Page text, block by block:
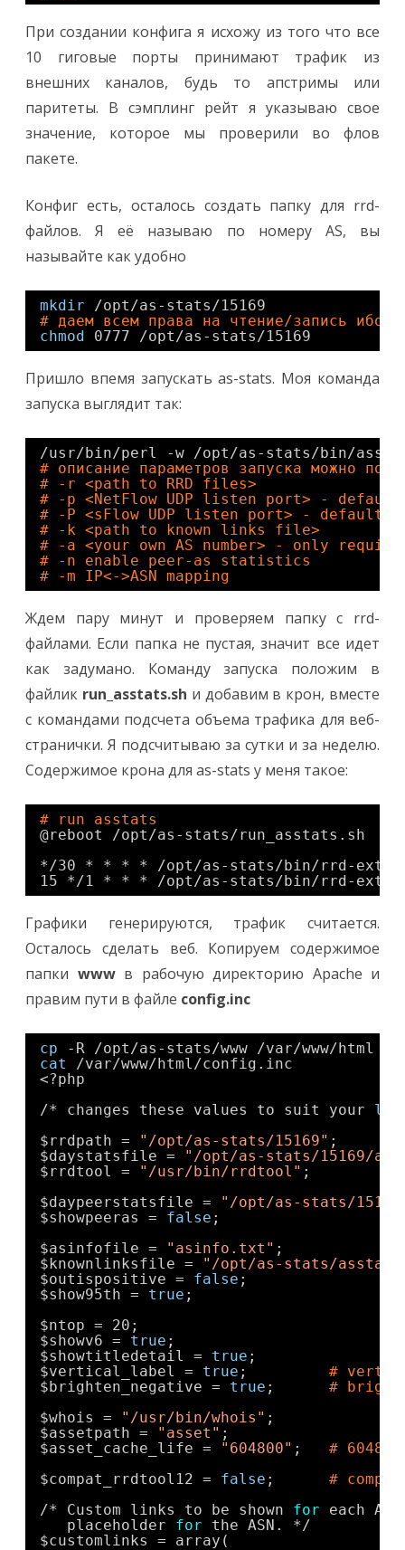
При создании конфига я исхожу из того что все
10 гиговые порты принимают трафик из
внешних каналов, будь то апстримы или
паритеты. В сэмплинг рейт я указываю свое
значение, которое мы проверили во флов
пакете.
Конфиг есть, осталось создать папку для rrd-
файлов. Я её называю по номеру AS, вы
называйте как удобно
mkdir
/opt/as-stats/15169
# даем всем права на чтение/запись ибо
chmod
0777 /opt/as-stats/15169
Пришло впемя запускать as-stats. Моя команда
запуска выглядит так:
/usr/bin/perl -w /opt/as-stats/bin/
# описание параметров запуска можно
# -r <path to RRD files>
# -p <NetFlow UDP listen port> -
# -P <sFlow UDP listen port> - default
# -k <path to known links file>
# -a <your own AS number> - only
# -n enable peer-as statistics
# -m IP<->ASN mapping
Ждем пару минут и проверяем папку с rrd-
файлами. Если папка не пустая, значит все идет
как задумано. Команду запуска положим в
файлик run_asstats.sh и добавим в крон, вместе
с командами подсчета объема трафика для веб-
странички. Я подсчитываю за сутки и за неделю.
Cодержимое крона для as-stats у меня такое:
# run asstats
@reboot /opt/as-stats/run_asstats .sh
*/30 * * * * /opt/as-stats/bin/rrd-
15 */1 * * * /opt/as-stats/bin/rrd-
Графики генерируются, трафик считается.
Осталось сделать веб. Копируем содержимое
папки wwwв рабочую директорию Apache и
правим пути в файле config.inc
cp -R /opt/as-stats/www /var/www/html
cat
/var/www/html/config .inc
<?php
/* changes these values to suit your
$rrdpath =
"/opt/as-stats/15169" ;
$daystatsfile =
"/opt/as-stats/15169/
$rrdtool =
"/usr/bin/rrdtool" ;
$daypeerstatsfile =
"/opt/as-stats/
$showpeeras = false ;
$asinfofile =
"asinfo.txt" ;
$knownlinksfile =
"/opt/as-stats/
$outispositive = false ;
$show95th = true ;
$ntop = 20;
$showv6 = true ;
$showtitledetail = true ;
$vertical_label = true ; #
$brighten_negative = true ; #
$whois =
"/usr/bin/whois" ;
$assetpath =
"asset" ;
$asset_cache_life =
"604800" ; #
$compat_rrdtool12 = false ; #
/* Custom links to be shown for
each
placeholder for
the ASN. */
$customlinks = array(